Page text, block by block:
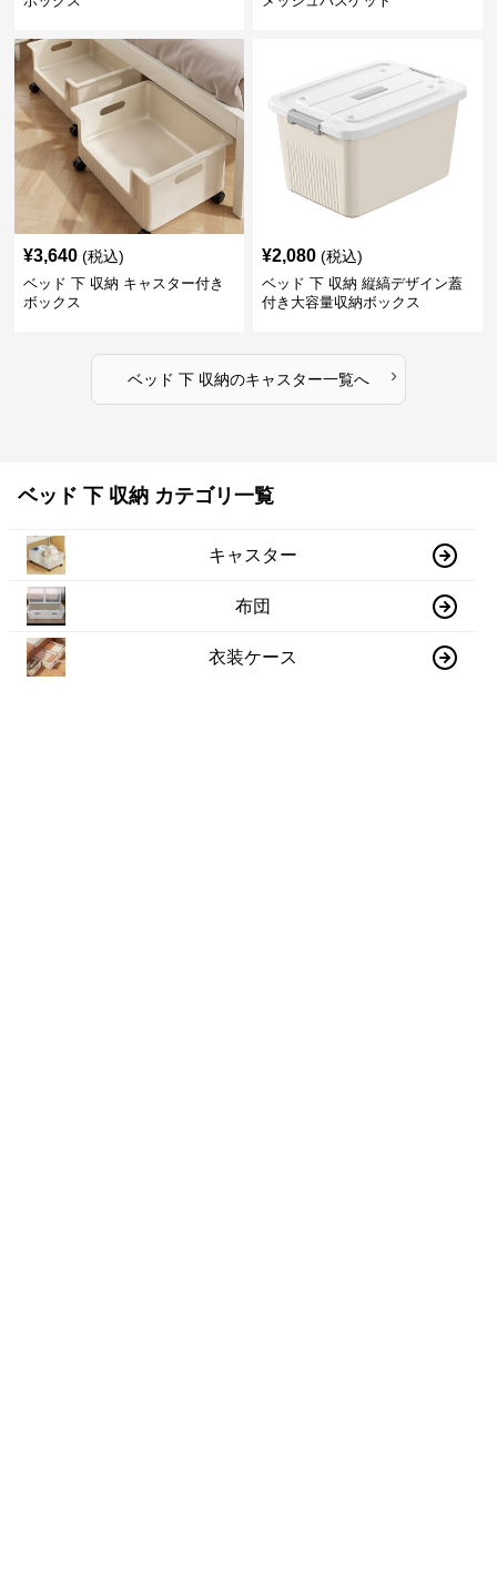
¥3,640 (税込)
ベッド 下 収納 キャスター付き
ボックス
¥2,080 (税込)
ベッド 下 収納 縦縞デザイン蓋
付き大容量収納ボックス
ベッド 下 収納のキャスター一覧へ ›
ベッド 下 収納 カテゴリ一覧
キャスター
布団
衣装ケース